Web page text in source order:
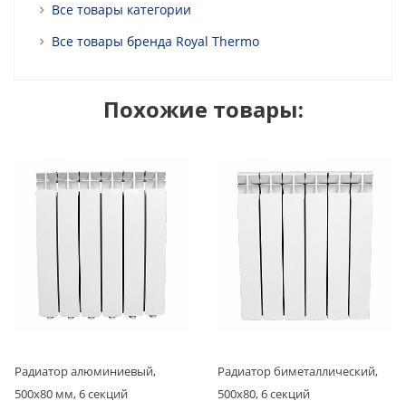
Все товары категории
Все товары бренда Royal Thermo
Похожие товары:
Радиатор алюминиевый,
500x80 мм, 6 секций
Радиатор биметаллический,
500x80, 6 секций